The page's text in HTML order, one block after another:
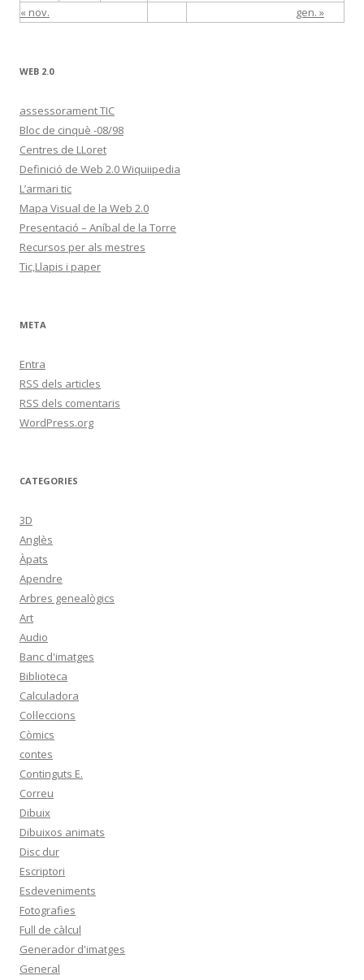
« nov. gen. »
WEB 2.0
assessorament TIC
Bloc de cinquè -08/98
Centres de LLoret
Definició de Web 2.0 Wiquiipedia
L’armari tic
Mapa Visual de la Web 2.0
Presentació – Aníbal de la Torre
Recursos per als mestres
Tic,Llapis i paper
META
Entra
RSS dels articles
RSS dels comentaris
WordPress.org
CATEGORIES
3D
Anglès
Àpats
Apendre
Arbres genealògics
Art
Audio
Banc d'imatges
Biblioteca
Calculadora
Col·leccions
Còmics
contes
Continguts E.
Correu
Dibuix
Dibuixos animats
Disc dur
Escriptori
Esdeveniments
Fotografies
Full de càlcul
Generador d'imatges
General